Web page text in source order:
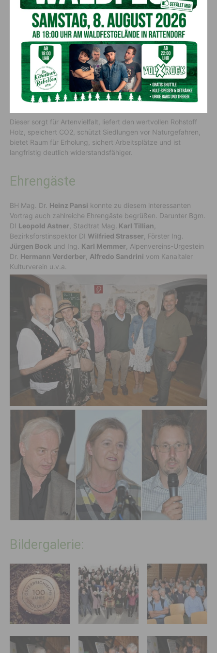
Im Gai-, Gitsch- und Lesachtal erinnert man sich seit etwa
2010 noch mit Schrecken an Schneebrüche, Windwürfe und
Käferholz im Kesselwald, Eggforst, Kreuzberg, Memmeralpl,
Weissensee, Kronhofgraben usw.
Wald der Zukunft
Die Zukunft fordert einen artenreichen und nachhaltig
bewirtschafteten Mischwald.
Dieser sorgt für Artenvielfalt, liefert den wertvollen Rohstoff
Holz, speichert CO2, schützt Siedlungen vor Naturgefahren,
bietet Raum für Erholung, sichert Arbeitsplätze und ist
langfristig deutlich widerstandsfähiger.
Ehrengäste
BH Mag. Dr. Heinz Pansi konnte zu diesem interessanten
Vortrag auch zahlreiche Ehrengäste begrüßen. Darunter Bgm.
DI Leopold Astner , Stadtrat Mag. Karl Tillian
Bezirksforstinspektor DI Wilfried Strasser , Förster Ing.
Jürgen Bock und Ing. Karl Memmer , Alpenvereins-Urgestein
Dr. Hermann Verderber Alfredo Sandrini vom Kanaltaler
Kulturverein u.v.a.
Bildergalerie: